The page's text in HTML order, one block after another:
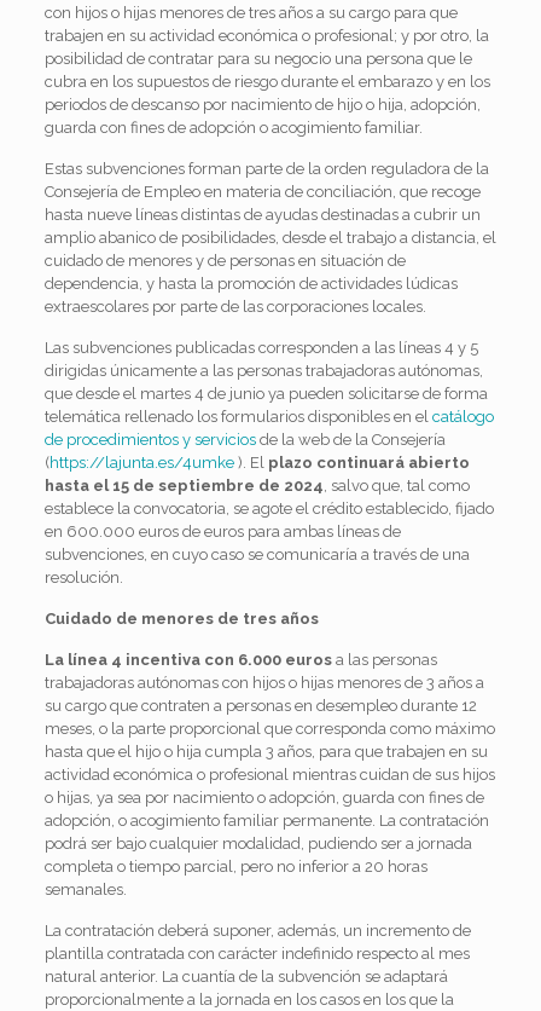
con hijos o hijas menores de tres años a su cargo para que
trabajen en su actividad económica o profesional; y por otro, la
posibilidad de contratar para su negocio una persona que le
cubra en los supuestos de riesgo durante el embarazo y en los
periodos de descanso por nacimiento de hijo o hija, adopción,
guarda con fines de adopción o acogimiento familiar.
Estas subvenciones forman parte de la orden reguladora de la
Consejería de Empleo en materia de conciliación, que recoge
hasta nueve líneas distintas de ayudas destinadas a cubrir un
amplio abanico de posibilidades, desde el trabajo a distancia, el
cuidado de menores y de personas en situación de
dependencia, y hasta la promoción de actividades lúdicas
extraescolares por parte de las corporaciones locales.
Las subvenciones publicadas corresponden a las líneas 4 y 5
dirigidas únicamente a las personas trabajadoras autónomas,
que desde el martes 4 de junio ya pueden solicitarse de forma
telemática rellenado los formularios disponibles en el catálogo
de procedimientos y serviciosde la web de la Consejería
(https://lajunta.es/4umke). El plazo continuará abierto
hasta el 15 de septiembre de 2024 , salvo que, tal como
establece la convocatoria, se agote el crédito establecido, fijado
en 600.000 euros de euros para ambas líneas de
subvenciones, en cuyo caso se comunicaría a través de una
resolución.
Cuidado de menores de tres años
La línea 4 incentiva con 6.000 eurosa las personas
trabajadoras autónomas con hijos o hijas menores de 3 años a
su cargo que contraten a personas en desempleo durante 12
meses, o la parte proporcional que corresponda como máximo
hasta que el hijo o hija cumpla 3 años, para que trabajen en su
actividad económica o profesional mientras cuidan de sus hijos
o hijas, ya sea por nacimiento o adopción, guarda con fines de
adopción, o acogimiento familiar permanente. La contratación
podrá ser bajo cualquier modalidad, pudiendo ser a jornada
completa o tiempo parcial, pero no inferior a 20 horas
semanales.
La contratación deberá suponer, además, un incremento de
plantilla contratada con carácter indefinido respecto al mes
natural anterior. La cuantía de la subvención se adaptará
proporcionalmente a la jornada en los casos en los que la